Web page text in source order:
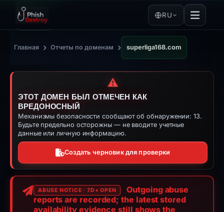
RU
Главная › Отчеты по доменам › superliga168.com
⚠️
ЭТОТ ДОМЕН БЫЛ ОТМЕЧЕН КАК
ВРЕДОНОСНЫЙ
Механизмы безопасности сообщают об обнаружении: 13.
Будьте предельно осторожны — не вводите учетные
данные или личную информацию.
Создать черновик для проверки
ABUSE NOTICE · 7D+ OPEN
Outgoing abuse
reports are recorded; the latest stored
availability evidence still shows the